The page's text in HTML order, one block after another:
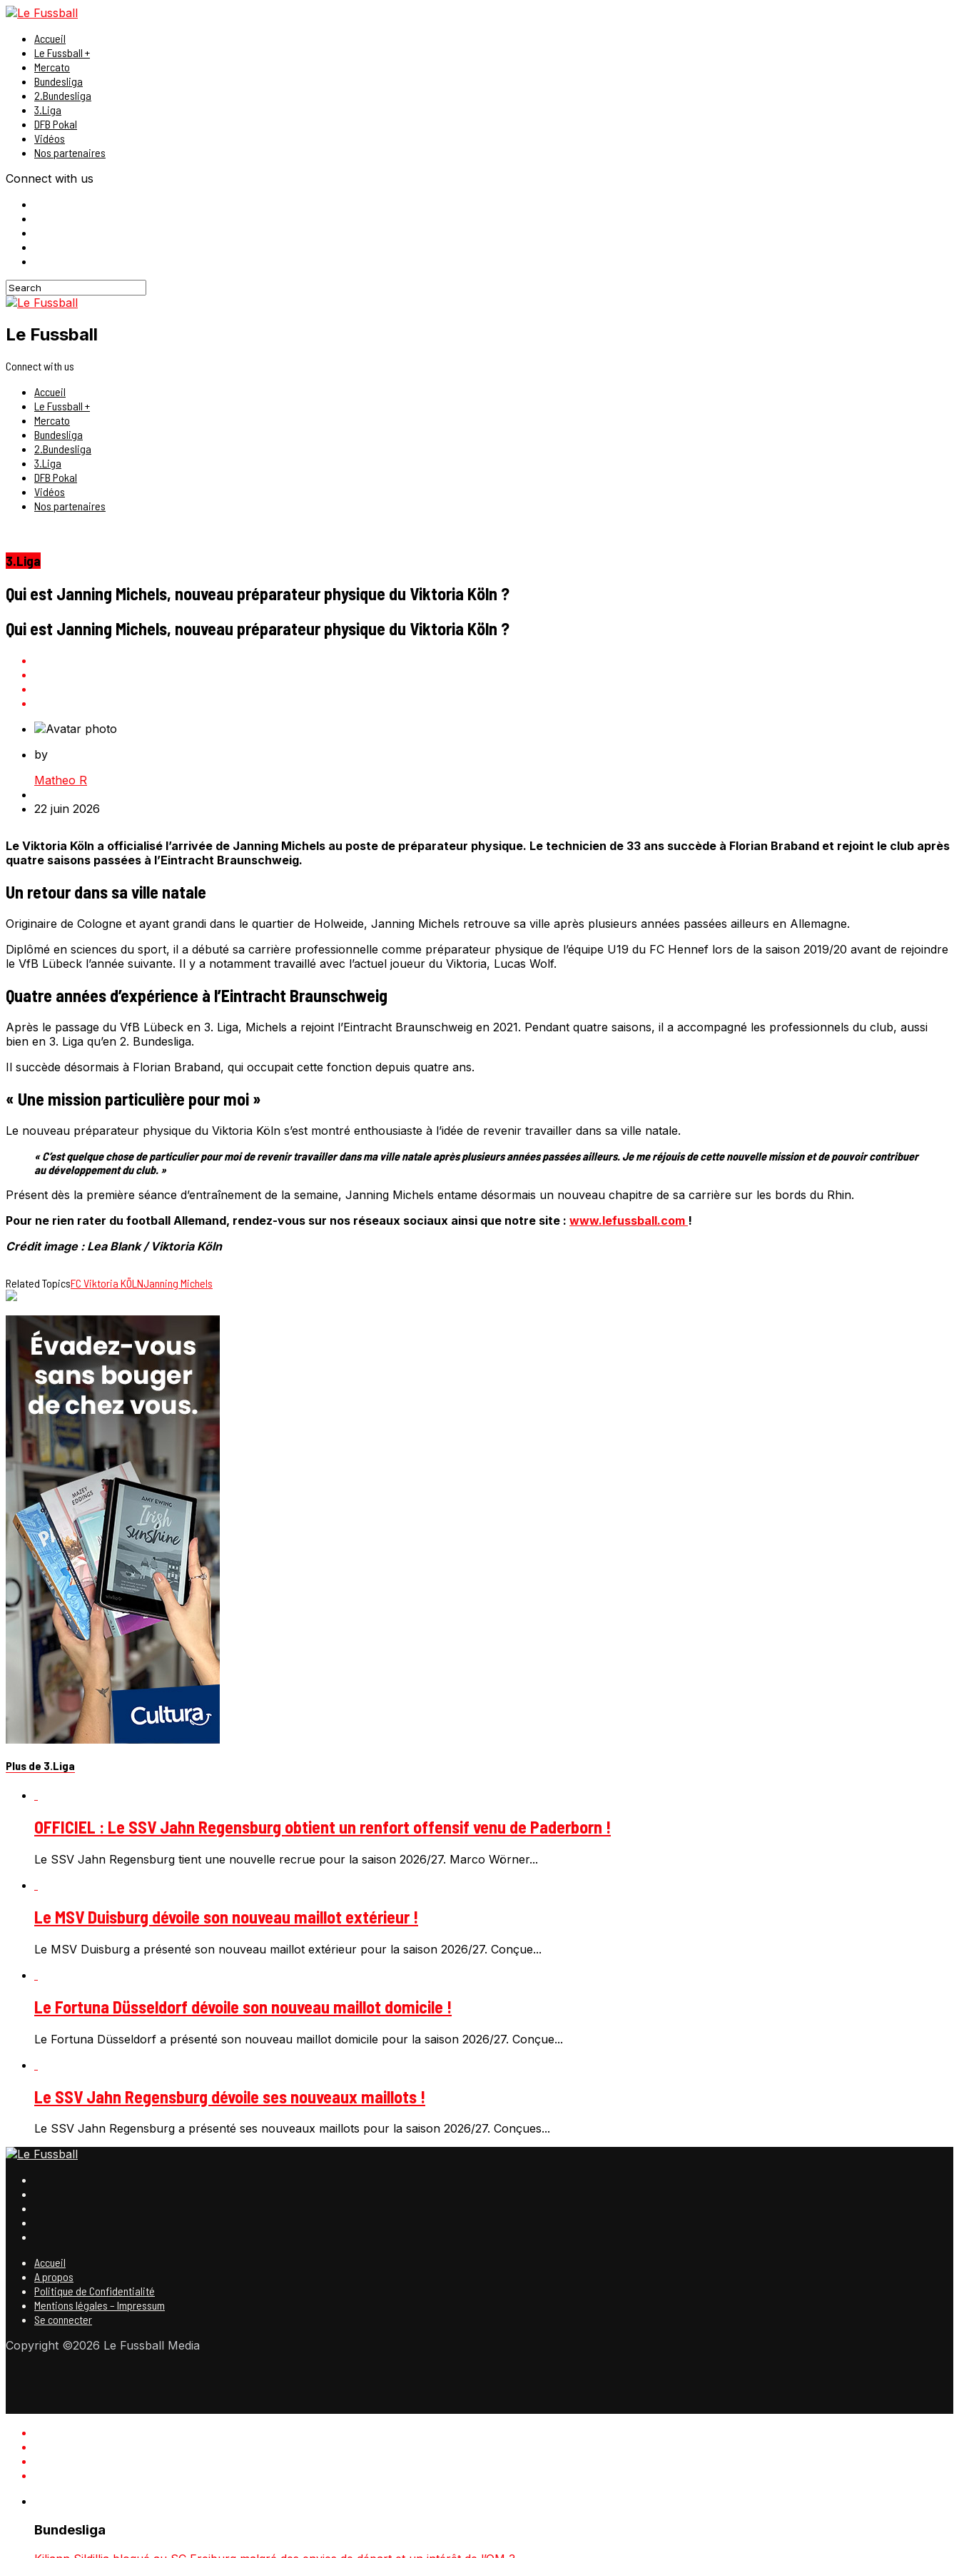
Accueil
Le Fussball +
Mercato
Bundesliga
2.Bundesliga
3.Liga
DFB Pokal
Vidéos
Nos partenaires
Connect with us
Le Fussball
Connect with us
Accueil
Le Fussball +
Mercato
Bundesliga
2.Bundesliga
3.Liga
DFB Pokal
Vidéos
Nos partenaires
3.Liga
Qui est Janning Michels, nouveau préparateur physique du Viktoria Köln ?
Qui est Janning Michels, nouveau préparateur physique du Viktoria Köln ?
by
Matheo R
22 juin 2026
Le Viktoria Köln a officialisé l’arrivée de Janning Michels au poste de préparateur physique. Le technicien de 33 ans succède à Florian Braband et rejoint le club après
quatre saisons passées à l’Eintracht Braunschweig.
Un retour dans sa ville natale
Originaire de Cologne et ayant grandi dans le quartier de Holweide, Janning Michels retrouve sa ville après plusieurs années passées ailleurs en Allemagne.
Diplômé en sciences du sport, il a débuté sa carrière professionnelle comme préparateur physique de l’équipe U19 du FC Hennef lors de la saison 2019/20 avant de rejoindre
le VfB Lübeck l’année suivante. Il y a notamment travaillé avec l’actuel joueur du Viktoria, Lucas Wolf.
Quatre années d’expérience à l’Eintracht Braunschweig
Après le passage du VfB Lübeck en 3. Liga, Michels a rejoint l’Eintracht Braunschweig en 2021. Pendant quatre saisons, il a accompagné les professionnels du club, aussi
bien en 3. Liga qu’en 2. Bundesliga.
Il succède désormais à Florian Braband, qui occupait cette fonction depuis quatre ans.
« Une mission particulière pour moi »
Le nouveau préparateur physique du Viktoria Köln s’est montré enthousiaste à l’idée de revenir travailler dans sa ville natale.
« C’est quelque chose de particulier pour moi de revenir travailler dans ma ville natale après plusieurs années passées ailleurs. Je me réjouis de cette nouvelle mission et de pouvoir contribuer
au développement du club. »
Présent dès la première séance d’entraînement de la semaine, Janning Michels entame désormais un nouveau chapitre de sa carrière sur les bords du Rhin.
Pour ne rien rater du football Allemand, rendez-vous sur nos réseaux sociaux ainsi que notre site : www.lefussball.com !
Crédit image : Lea Blank / Viktoria Köln
Related TopicsFC Viktoria KÖLNJanning Michels
Plus de 3.Liga
OFFICIEL : Le SSV Jahn Regensburg obtient un renfort offensif venu de Paderborn !
Le SSV Jahn Regensburg tient une nouvelle recrue pour la saison 2026/27. Marco Wörner...
Le MSV Duisburg dévoile son nouveau maillot extérieur !
Le MSV Duisburg a présenté son nouveau maillot extérieur pour la saison 2026/27. Conçue...
Le Fortuna Düsseldorf dévoile son nouveau maillot domicile !
Le Fortuna Düsseldorf a présenté son nouveau maillot domicile pour la saison 2026/27. Conçue...
Le SSV Jahn Regensburg dévoile ses nouveaux maillots !
Le SSV Jahn Regensburg a présenté ses nouveaux maillots pour la saison 2026/27. Conçues...
Accueil
A propos
Politique de Confidentialité
Mentions légales – Impressum
Se connecter
Copyright ©2026 Le Fussball Media
Bundesliga